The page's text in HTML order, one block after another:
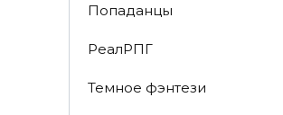
Попаданцы
РеалРПГ
Темное фэнтези